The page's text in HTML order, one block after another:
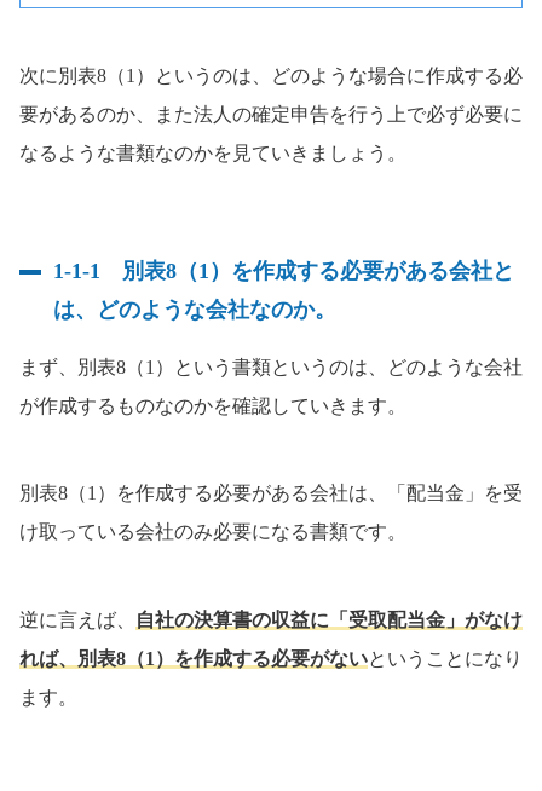
次に別表8（1）というのは、どのような場合に作成する必
要があるのか、また法人の確定申告を行う上で必ず必要に
なるような書類なのかを見ていきましょう。
1-1-1 別表8（1）を作成する必要がある会社と
は、どのような会社なのか。
まず、別表8（1）という書類というのは、どのような会社
が作成するものなのかを確認していきます。
別表8（1）を作成する必要がある会社は、「配当金」を受
け取っている会社のみ必要になる書類です。
逆に言えば、
自社の決算書の収益に「受取配当金」がなけ
れば、別表8（1）を作成する必要がないということになり
ます。